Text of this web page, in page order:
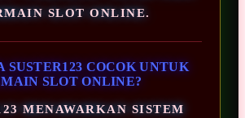
SLOT ONLINE.
SUSTER123 COCOK UNTUK
SLOT ONLINE?
MENAWARKAN SISTEM